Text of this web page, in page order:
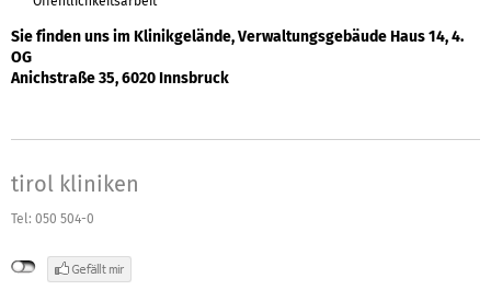
Sie finden uns im Klinikgelände, Verwaltungsgebäude Haus 14, 4.
OG
Anichstraße 35, 6020 Innsbruck
tirol kliniken
Tel: 050 504-0